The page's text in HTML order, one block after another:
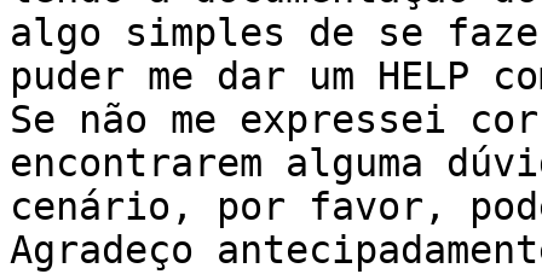
algo simples de se
puder me dar um HELP
Se não me expressei
encontrarem alguma
cenário, por favor,
Agradeço